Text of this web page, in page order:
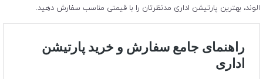
الوند، بهترین پارتیشن اداری مدنظرتان را با قیمتی مناسب سفارش دهید.